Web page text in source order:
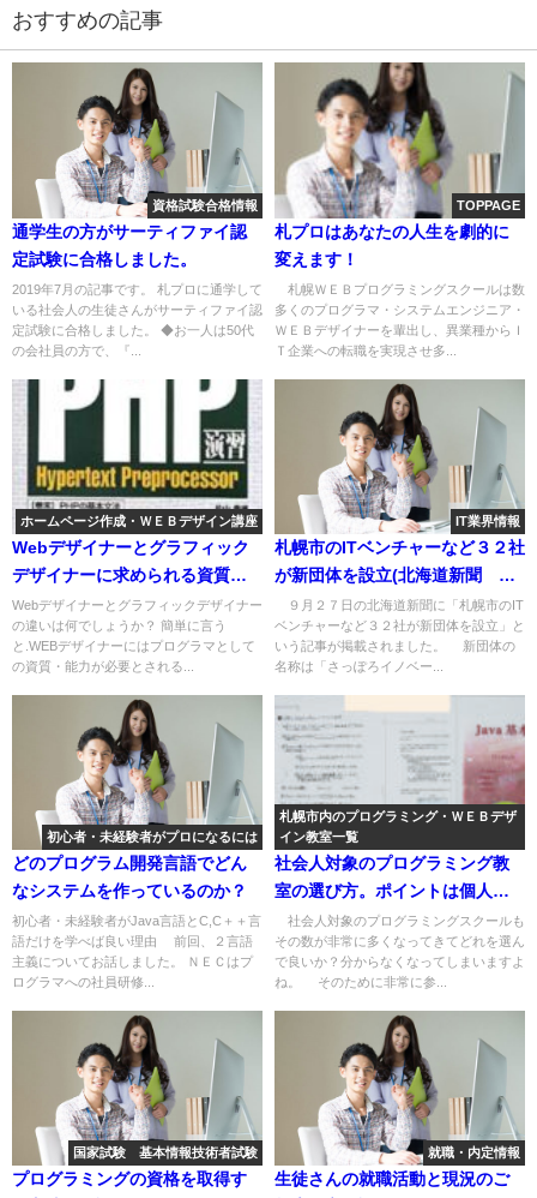
おすすめの記事
資格試験合格情報
通学生の方がサーティファイ認
定試験に合格しました。
2019年7月の記事です。 札プロに通学して
いる社会人の生徒さんがサーティファイ認
定試験に合格しました。 ◆お一人は50代
の会社員の方で、『...
TOPPAGE
札プロはあなたの人生を劇的に
変えます！
札幌ＷＥＢプログラミングスクールは数
多くのプログラマ・システムエンジニア・
ＷＥＢデザイナーを輩出し、異業種からＩ
Ｔ企業への転職を実現させ多...
ホームページ作成・ＷＥＢデザイン講座
Webデザイナーとグラフィック
デザイナーに求められる資質・
能力の違いは何でしょうか？
グラフィックスとイラスト No2
Webデザイナーとグラフィックデザイナー
の違いは何でしょうか？ 簡単に言う
と.WEBデザイナーにはプログラマとして
の資質・能力が必要とされる...
IT業界情報
札幌市のITベンチャーなど３２社
が新団体を設立(北海道新聞 ９
月２７日 朝刊より抜粋）
９月２７日の北海道新聞に「札幌市のIT
ベンチャーなど３２社が新団体を設立」と
いう記事が掲載されました。 新団体の
名称は「さっぽろイノベー...
初心者・未経験者がプロになるには
どのプログラム開発言語でどん
なシステムを作っているのか？
初心者・未経験者がJava言語とC,C＋＋言
語だけを学べば良い理由 前回、２言語
主義についてお話しました。 ＮＥＣはプ
ログラマへの社員研修...
札幌市内のプログラミング・ＷＥＢデザ
イン教室一覧
社会人対象のプログラミング教
室の選び方。ポイントは個人指
導の回数と費用
社会人対象のプログラミングスクールも
その数が非常に多くなってきてどれを選ん
で良いか？分からなくなってしまいますよ
ね。 そのために非常に参...
国家試験 基本情報技術者試験
プログラミングの資格を取得す
就職・内定情報
生徒さんの就職活動と現況のご